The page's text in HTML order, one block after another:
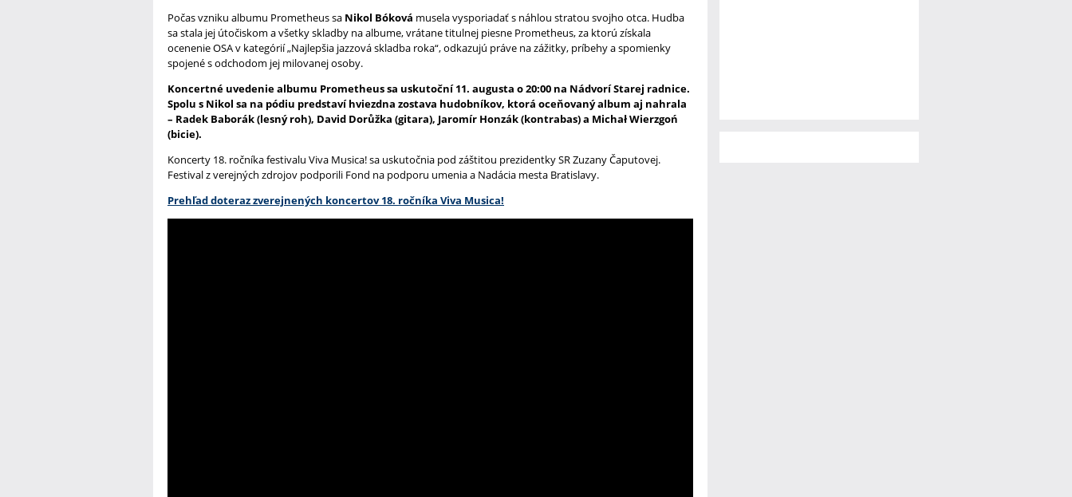
Počas vzniku albumu Prometheus sa Nikol Bóková musela vysporiadať s náhlou stratou svojho otca. Hudba
sa stala jej útočiskom a všetky skladby na albume, vrátane titulnej piesne Prometheus, za ktorú získala
ocenenie OSA v kategórií „Najlepšia jazzová skladba roka“, odkazujú práve na zážitky, príbehy a spomienky
spojené s odchodom jej milovanej osoby.
Koncertné uvedenie albumu Prometheus sa uskutoční 11. augusta o 20:00 na Nádvorí Starej radnice.
Spolu s Nikol sa na pódiu predstaví hviezdna zostava hudobníkov, ktorá oceňovaný album aj nahrala
– Radek Baborák (lesný roh), David Dorůžka (gitara), Jaromír Honzák (kontrabas) a Michał Wierzgoń
(bicie).
Koncerty 18. ročníka festivalu Viva Musica! sa uskutočnia pod záštitou prezidentky SR Zuzany Čaputovej.
Festival z verejných zdrojov podporili Fond na podporu umenia a Nadácia mesta Bratislavy.
Prehľad doteraz zverejnených koncertov 18. ročníka Viva Musica!